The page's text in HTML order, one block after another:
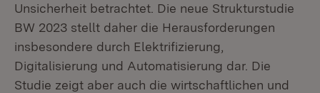
Unsicherheit betrachtet. Die neue Strukturstudie
BW 2023 stellt daher die Herausforderungen
insbesondere durch Elektrifizierung,
Digitalisierung und Automatisierung dar. Die
Studie zeigt aber auch die wirtschaftlichen und